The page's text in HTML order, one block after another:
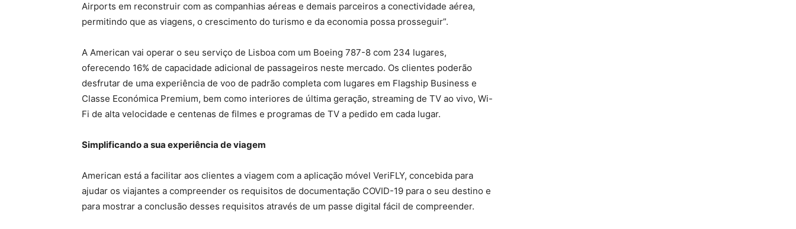
Airports em reconstruir com as companhias aéreas e demais parceiros a conectividade aérea,
permitindo que as viagens, o crescimento do turismo e da economia possa prosseguir”.
A American vai operar o seu serviço de Lisboa com um Boeing 787-8 com 234 lugares,
oferecendo 16% de capacidade adicional de passageiros neste mercado. Os clientes poderão
desfrutar de uma experiência de voo de padrão completa com lugares em Flagship Business e
Classe Económica Premium, bem como interiores de última geração, streaming de TV ao vivo, Wi-
Fi de alta velocidade e centenas de filmes e programas de TV a pedido em cada lugar.
Simplificando a sua experiência de viagem
American está a facilitar aos clientes a viagem com a aplicação móvel VeriFLY, concebida para
ajudar os viajantes a compreender os requisitos de documentação COVID-19 para o seu destino e
para mostrar a conclusão desses requisitos através de um passe digital fácil de compreender.